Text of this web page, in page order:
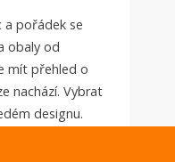
a pořádek se
obaly od
mít přehled o
nachází. Vybrat
designu.